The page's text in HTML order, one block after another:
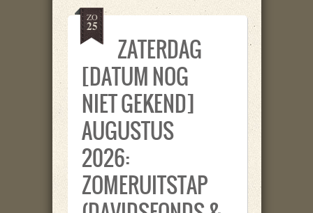
ZO
25
ZATERDAG
[DATUM NOG
NIET GEKEND]
AUGUSTUS
2026:
ZOMERUITSTAP